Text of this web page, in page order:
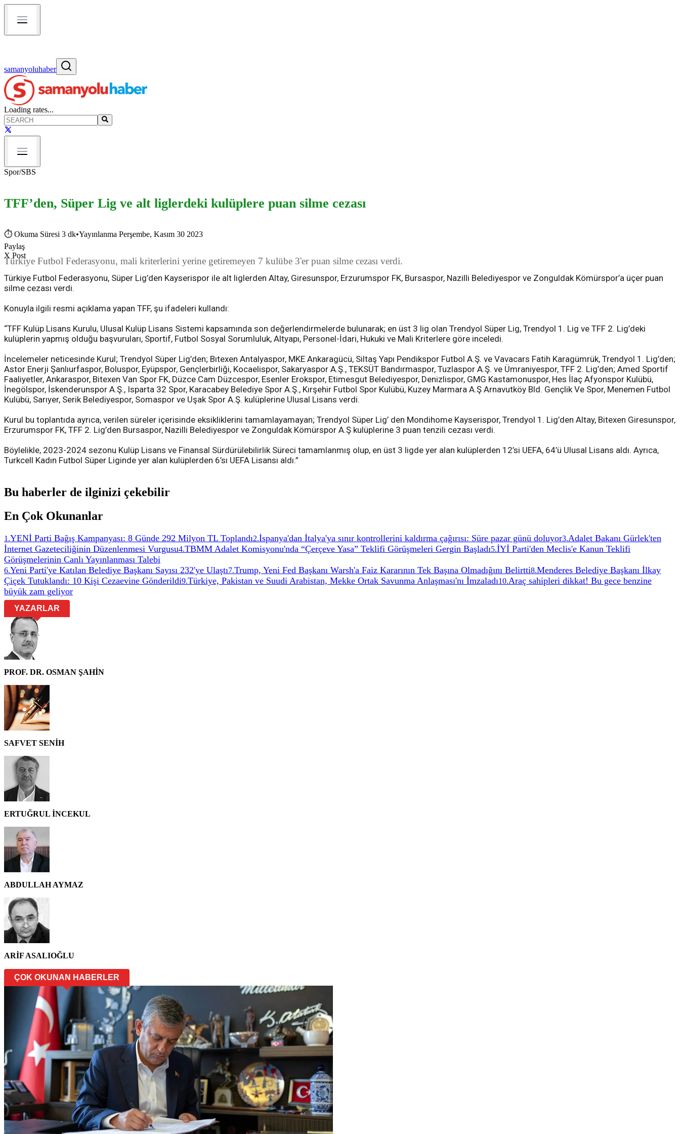
samanyoluhaber
Loading rates...
Spor/SBS
TFF’den, Süper Lig ve alt liglerdeki kulüplere puan silme cezası
⏱ Okuma Süresi 3 dk•Yayınlanma Perşembe, Kasım 30 2023
Paylaş
X Post
Türkiye Futbol Federasyonu, mali kriterlerini yerine getiremeyen 7 kulübe 3'er puan silme cezası verdi.
Türkiye Futbol Federasyonu, Süper Lig’den Kayserispor ile alt liglerden Altay, Giresunspor, Erzurumspor FK, Bursaspor, Nazilli Belediyespor ve Zonguldak Kömürspor’a üçer puan
silme cezası verdi.
Konuyla ilgili resmi açıklama yapan TFF, şu ifadeleri kullandı:
“TFF Kulüp Lisans Kurulu, Ulusal Kulüp Lisans Sistemi kapsamında son değerlendirmelerde bulunarak; en üst 3 lig olan Trendyol Süper Lig, Trendyol 1. Lig ve TFF 2. Lig’deki
kulüplerin yapmış olduğu başvuruları, Sportif, Futbol Sosyal Sorumluluk, Altyapı, Personel-İdari, Hukuki ve Mali Kriterlere göre inceledi.
İncelemeler neticesinde Kurul; Trendyol Süper Lig’den; Bıtexen Antalyaspor, MKE Ankaragücü, Siltaş Yapı Pendikspor Futbol A.Ş. ve Vavacars Fatih Karagümrük, Trendyol 1. Lig’den;
Astor Enerji Şanlıurfaspor, Boluspor, Eyüpspor, Gençlerbirliği, Kocaelispor, Sakaryaspor A.Ş., TEKSÜT Bandırmaspor, Tuzlaspor A.Ş. ve Ümraniyespor, TFF 2. Lig’den; Amed Sportif
Faaliyetler, Ankaraspor, Bitexen Van Spor FK, Düzce Cam Düzcespor, Esenler Erokspor, Etimesgut Belediyespor, Denizlispor, GMG Kastamonuspor, Hes İlaç Afyonspor Kulübü,
İnegölspor, İskenderunspor A.Ş., Isparta 32 Spor, Karacabey Belediye Spor A.Ş., Kırşehir Futbol Spor Kulübü, Kuzey Marmara A.Ş Arnavutköy Bld. Gençlik Ve Spor, Menemen Futbol
Kulübü, Sarıyer, Serik Belediyespor, Somaspor ve Uşak Spor A.Ş. kulüplerine Ulusal Lisans verdi.
Kurul bu toplantıda ayrıca, verilen süreler içerisinde eksikliklerini tamamlayamayan; Trendyol Süper Lig’ den Mondihome Kayserispor, Trendyol 1. Lig’den Altay, Bitexen Giresunspor,
Erzurumspor FK, TFF 2. Lig’den Bursaspor, Nazilli Belediyespor ve Zonguldak Kömürspor A.Ş kulüplerine 3 puan tenzili cezası verdi.
Böylelikle, 2023-2024 sezonu Kulüp Lisans ve Finansal Sürdürülebilirlik Süreci tamamlanmış olup, en üst 3 ligde yer alan kulüplerden 12’si UEFA, 64’ü Ulusal Lisans aldı. Ayrıca,
Turkcell Kadın Futbol Süper Liginde yer alan kulüplerden 6’sı UEFA Lisansı aldı.”
Bu haberler de ilginizi çekebilir
En Çok Okunanlar
1 .YENİ Parti Bağış Kampanyası: 8 Günde 292 Milyon TL Toplandı2.İspanya'dan İtalya'ya sınır kontrollerini kaldırma çağırısı: Süre pazar günü doluyor3.Adalet Bakanı Gürlek'ten
İnternet Gazeteciliğinin Düzenlenmesi Vurgusu4.TBMM Adalet Komisyonu'nda “Çerçeve Yasa” Teklifi Görüşmeleri Gergin Başladı5.İYİ Parti'den Meclis'e Kanun Teklifi
Görüşmelerinin Canlı Yayınlanması Talebi
6.Yeni Parti'ye Katılan Belediye Başkanı Sayısı 232'ye Ulaştı7.Trump, Yeni Fed Başkanı Warsh'a Faiz Kararının Tek Başına Olmadığını Belirtti8.Menderes Belediye Başkanı İlkay
Çiçek Tutuklandı: 10 Kişi Cezaevine Gönderildi9.Türkiye, Pakistan ve Suudi Arabistan, Mekke Ortak Savunma Anlaşması'nı İmzaladı10.Araç sahipleri dikkat! Bu gece benzine
büyük zam geliyor
YAZARLAR
PROF. DR. OSMAN ŞAHİN
SAFVET SENİH
ERTUĞRUL İNCEKUL
ABDULLAH AYMAZ
ARİF ASALIOĞLU
ÇOK OKUNAN HABERLER